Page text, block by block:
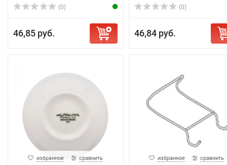
(0)
46,85 руб.
(0)
46,84 руб.
избранное сравнить избранное сравнить